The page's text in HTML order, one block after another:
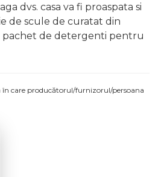
dvs. casa va fi proaspata si
de scule de curatat din
pachet de detergenti pentru
care producătorul/furnizorul/persoana